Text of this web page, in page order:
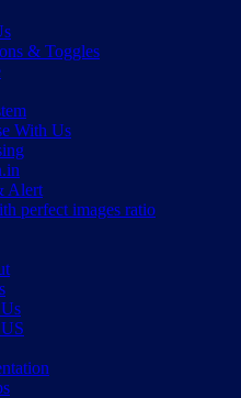
& Toggles
With Us
Alert
perfect images ratio